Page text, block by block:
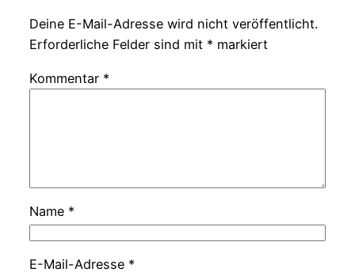
Deine E-Mail-Adresse wird nicht veröffentlicht.
Erforderliche Felder sind mit * markiert
Kommentar *
Name *
E-Mail-Adresse *